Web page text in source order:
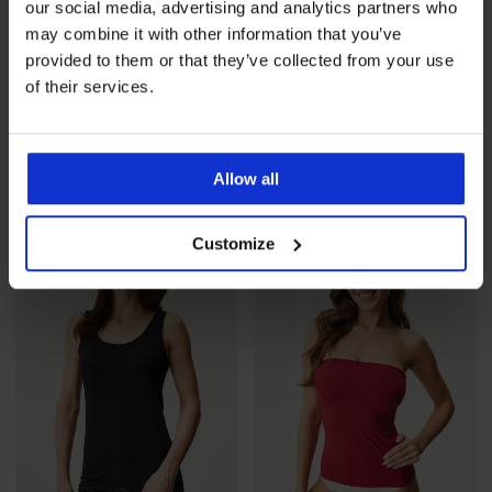
our social media, advertising and analytics partners who
may combine it with other information that you’ve
provided to them or that they’ve collected from your use
of their services.
Allow all
Customize
Разпродажба -70%
Намаление
5,40 €(10,56 лв.)Първоначална цена
17,99 €
(35,19 лв.)
-30%
Намаление
25,89 €(50,64 лв.)
36,99 €